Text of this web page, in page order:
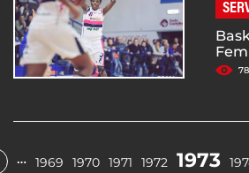
… 1969 1970 1971 1972 1973